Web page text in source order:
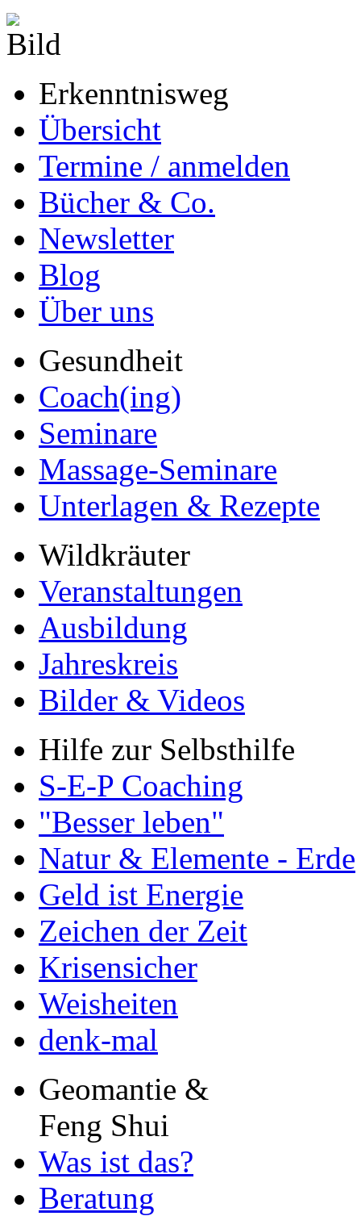
Erkenntnisweg
Übersicht
Termine / anmelden
Bücher & Co.
Newsletter
Blog
Über uns
Gesundheit
Coach(ing)
Seminare
Massage-Seminare
Unterlagen & Rezepte
Wildkräuter
Veranstaltungen
Ausbildung
Jahreskreis
Bilder & Videos
Hilfe zur Selbsthilfe
S-E-P Coaching
"Besser leben"
Natur & Elemente - Erde
Geld ist Energie
Zeichen der Zeit
Krisensicher
Weisheiten
denk-mal
Geomantie &
Feng Shui
Was ist das?
Beratung